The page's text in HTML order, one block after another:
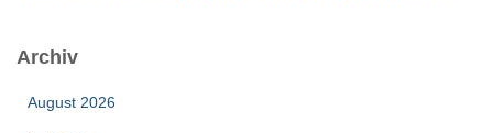
Archiv
August 2026